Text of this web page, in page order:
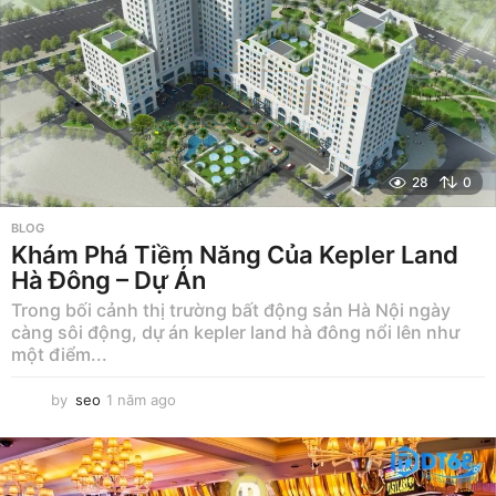
o
28 0
BLOG
Khám Phá Tiềm Năng Của Kepler Land
Hà Đông – Dự Án
Trong bối cảnh thị trường bất động sản Hà Nội ngày
càng sôi động, dự án kepler land hà đông nổi lên như
một điểm...
by seo 1 năm ago
ă
m
a